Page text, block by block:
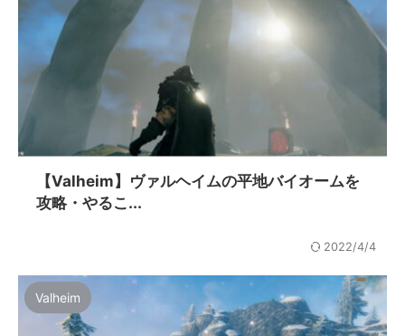
【Valheim】ヴァルヘイムの平地バイオームを
攻略・やるこ...
2022/4/4
Valheim